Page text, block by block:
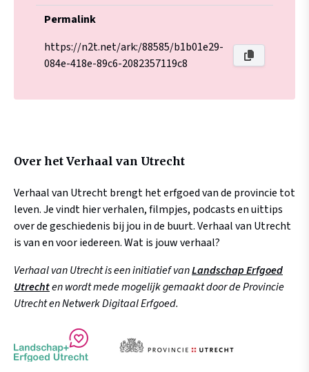
Permalink
https://n2t.net/ark:/88585/b1b01e29-
084e-418e-89c6-2082357119c8
Over het Verhaal van Utrecht
Verhaal van Utrecht brengt het erfgoed van de provincie tot
leven. Je vindt hier verhalen, filmpjes, podcasts en uittips
over de geschiedenis bij jou in de buurt. Verhaal van Utrecht
is van en voor iedereen. Wat is jouw verhaal?
Verhaal van Utrecht is een initiatief vanLandschap Erfgoed
Utrechten wordt mede mogelijk gemaakt door de Provincie
Utrecht en Netwerk Digitaal Erfgoed.